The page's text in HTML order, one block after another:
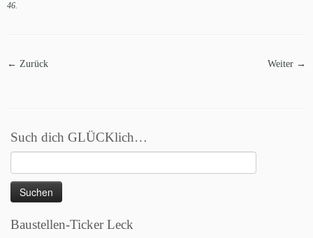
46.
← Zurück Weiter →
Such dich GLÜCKlich…
nach:
Baustellen-Ticker Leck